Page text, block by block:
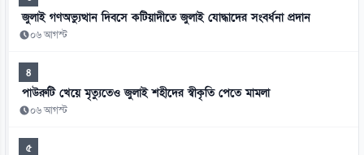
জুলাই গণঅভ্যুত্থান দিবসে কটিয়াদীতে জুলাই যোদ্ধাদের সংবর্ধনা প্রদান
০৬ আগস্ট
৪
পাউরুটি খেয়ে মৃত্যুতেও জুলাই শহীদের স্বীকৃতি পেতে মামলা
০৬ আগস্ট
৫